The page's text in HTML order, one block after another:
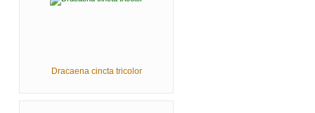
Dracaena cincta tricolor